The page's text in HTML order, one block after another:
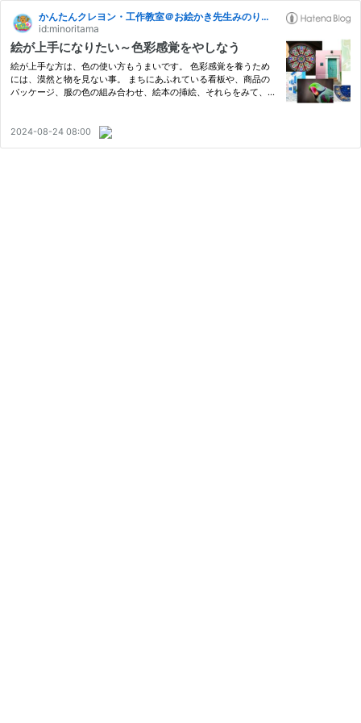
かんたんクレヨン・工作教室＠お絵かき先生みのりたま
id:minoritama
絵が上手になりたい～色彩感覚をやしなう
絵が上手な方は、色の使い方もうまいです。 色彩感覚を養うため
には、漠然と物を見ない事。 まちにあふれている看板や、商品の
パッケージ、服の色の組み合わせ、絵本の挿絵、それらをみて、ち
品…
2024-08-24 08:00